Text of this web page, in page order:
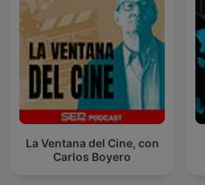
La Ventana del Cine, con
Carlos Boyero